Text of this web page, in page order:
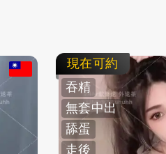
現在可約
吞精
無套中出
舔蛋
走後